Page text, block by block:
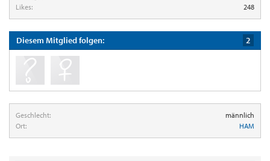
Likes:
248
Diesem Mitglied folgen: 2
Geschlecht:
männlich
Ort:
HAM